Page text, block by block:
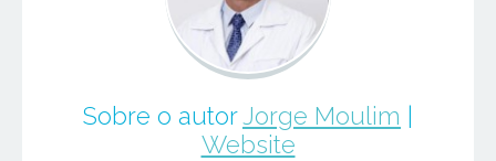
Sobre o autorJorge Moulim
Website